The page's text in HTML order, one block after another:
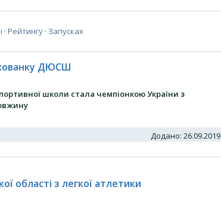
· Рейтингу · Запусках
ДЮСШ
школи стала чемпіонкою України з
Додано: 26.09.2019
області з легкої атлетики